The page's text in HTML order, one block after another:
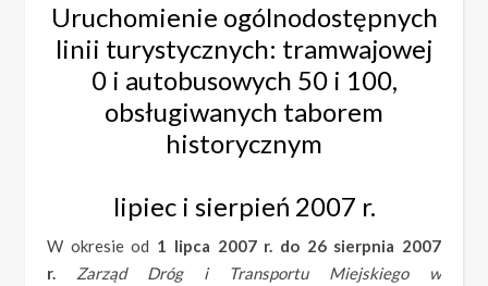
Uruchomienie ogólnodostępnych
linii turystycznych: tramwajowej
0 i autobusowych 50 i 100,
obsługiwanych taborem
historycznym
lipiec i sierpień 2007 r.
W okresie od 1 lipca 2007 r. do 26 sierpnia 2007
r.
Zarząd Dróg i Transportu Miejskiego w